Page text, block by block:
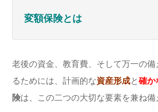
変額保険とは
老後の資金、教育費、そして万一の
るためには、計画的な資産形成と確か
険は、この二つの大切な要素を兼ね備